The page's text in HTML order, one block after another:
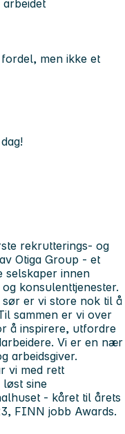
arbeidet
men ikke et
rekrutterings- og
Otiga Group - et
selskaper innen
konsulenttjenester.
er vi store nok til å
sammen er vi over
å inspirere, utfordre
Vi er en nær
arbeidsgiver.
vi med rett
sine
- kåret til årets
FINN jobb Awards.